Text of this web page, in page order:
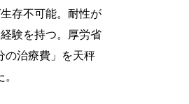
存不可能。耐性が
験を持つ。厚労省
の治療費」を天秤